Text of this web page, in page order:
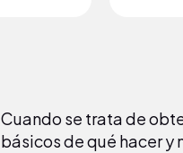
Cuando se trata de
básicos de qué hacer y